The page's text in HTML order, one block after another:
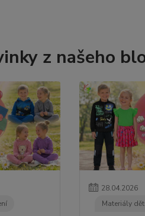
z našeho
28.04.2026
Materiály